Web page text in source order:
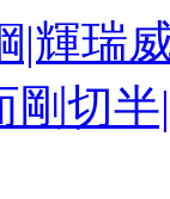
|輝瑞
剛切